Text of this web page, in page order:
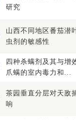
研究
山西不同地区番茄潜
虫剂的敏感性
四种杀螨剂及其与增
爪螨的室内毒力和...
茶园垂直分层对天敌
响